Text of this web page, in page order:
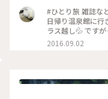
トトリップ2024
駅#特急踊り子#
ィニティ風呂 #露
ことりっぷ伊豆
#ひとり旅 雑誌な
日帰り温泉館に
ラス越し💦 です
景の一言❗️ 伊豆
のお陰で熱海まで
2016.09.02